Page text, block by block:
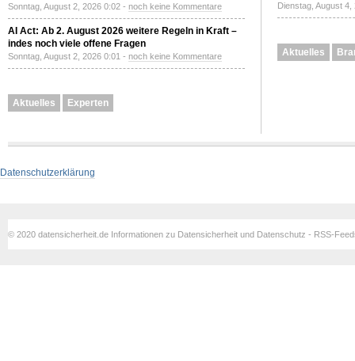
Sonntag, August 2, 2026 0:02 - noch keine Kommentare
AI Act: Ab 2. August 2026 weitere Regeln in Kraft –
indes noch viele offene Fragen
Sonntag, August 2, 2026 0:01 - noch keine Kommentare
Aktuelles Experten
Dienstag, August
Aktuelles
Datenschutzerklärung
© 2020 datensicherheit.de Informationen zu Datensicherheit und Datenschutz - RSS-